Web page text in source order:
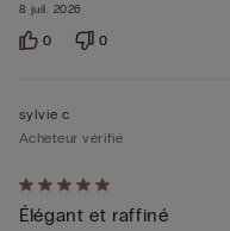
8 juil. 2026
0 0
Évalué
5sur 5
sylvie c
Acheteur vérifié
Élégant et raffiné